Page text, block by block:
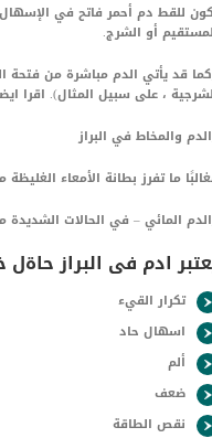
للقط دم أحمر فاتح في
أو الشرج.
قد يأتي الدم مباشرة من فتحة
، على سبيل المثال). اقرا
والمخاط في البراز
ما تفرز بطانة الأمعاء
المائي – في الحالات الشديدة
ادم فى البراز
تكرار القيء
اسهال حاد
ألم
ضعف
نقص الطاقة